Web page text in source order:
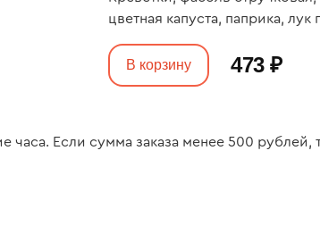
цветная капуста, паприка,
473 ₽
В корзину
часа. Если сумма заказа менее 500